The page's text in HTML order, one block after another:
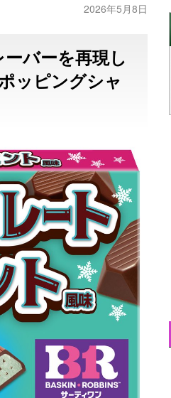
2026年5月8日
バーを再現し
ッピングシャ